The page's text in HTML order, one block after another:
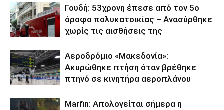
Γουδή: 53χρονη έπεσε από τον 5ο
όροφο πολυκατοικίας – Ανασύρθηκε
χωρίς τις αισθήσεις της
Αεροδρόμιο «Μακεδονία»:
Ακυρώθηκε πτήση όταν βρέθηκε
πτηνό σε κινητήρα αεροπλάνου
Marfin: Απολογείται σήμερα η